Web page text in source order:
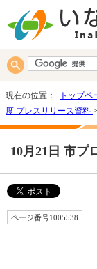
現在の位置： トップペ
度 プレスリリース資料
10月21日 市プ
ページ番号1005538